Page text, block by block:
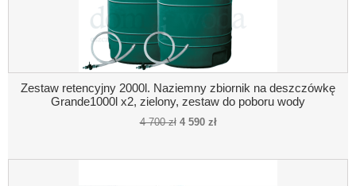
Zestaw retencyjny 2000l. Naziemny zbiornik na deszczówkę
Grande1000l x2, zielony, zestaw do poboru wody
4 700 zł 4 590 zł